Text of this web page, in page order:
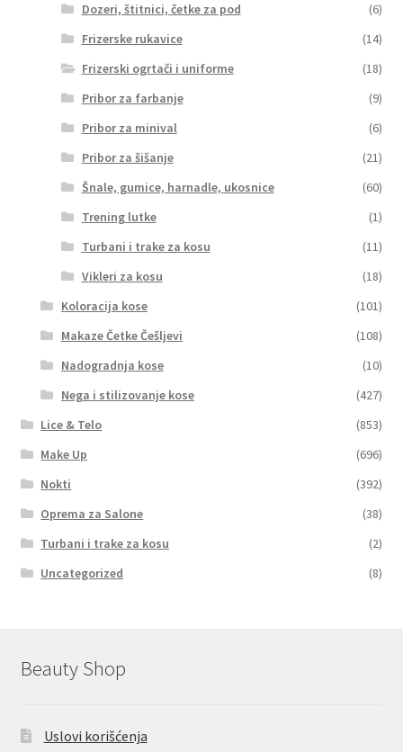
Dozeri, štitnici, četke za pod
(6)
Frizerske rukavice
(14)
Frizerski ogrtači i uniforme
(18)
Pribor za farbanje
(9)
Pribor za minival
(6)
Pribor za šišanje
(21)
Šnale, gumice, harnadle, ukosnice
(60)
Trening lutke
(1)
Turbani i trake za kosu
(11)
Vikleri za kosu
(18)
Koloracija kose
(101)
Makaze Četke Češljevi
(108)
Nadogradnja kose
(10)
Nega i stilizovanje kose
(427)
Lice & Telo
(853)
Make Up
(696)
Nokti
(392)
Oprema za Salone
(38)
Turbani i trake za kosu
(2)
Uncategorized
(8)
Beauty Shop
Uslovi korišćenja